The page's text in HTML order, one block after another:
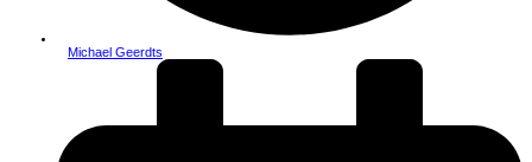
Michael Geerdts